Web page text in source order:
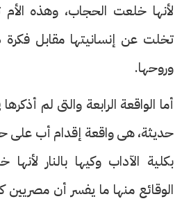
لأنها خلعت الحجاب، وهذه
تخلت عن إنسانيتها مقابل
وروحها.
أما الواقعة الرابعة والتى لم
حديثة، هى واقعة إقدام أب على
بكلية الآداب وكيها بالنار
الوقائع منها ما يفسر أن مصريين